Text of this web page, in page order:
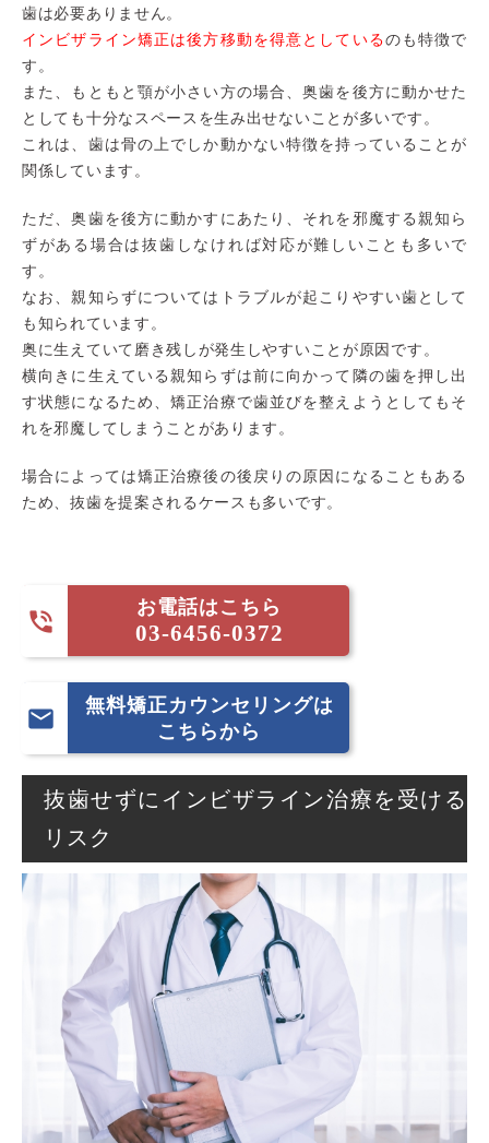
歯は必要ありません。
インビザライン矯正は後方移動を得意としているのも特徴で
す。
また、もともと顎が小さい方の場合、奥歯を後方に動かせた
としても十分なスペースを生み出せないことが多いです。
これは、歯は骨の上でしか動かない特徴を持っていることが
関係しています。
ただ、奥歯を後方に動かすにあたり、それを邪魔する親知ら
ずがある場合は抜歯しなければ対応が難しいことも多いで
す。
なお、親知らずについてはトラブルが起こりやすい歯として
も知られています。
奥に生えていて磨き残しが発生しやすいことが原因です。
横向きに生えている親知らずは前に向かって隣の歯を押し出
す状態になるため、矯正治療で歯並びを整えようとしてもそ
れを邪魔してしまうことがあります。
場合によっては矯正治療後の後戻りの原因になることもある
ため、抜歯を提案されるケースも多いです。
 お電話はこちら
03-6456-0372

無料矯正カウンセリングは
こちらから
抜歯せずにインビザライン治療を受ける
リスク